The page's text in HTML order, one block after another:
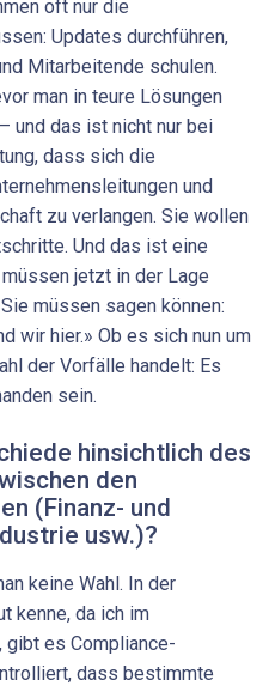
oft nur die
Updates durchführen,
Mitarbeitende schulen.
man in teure Lösungen
und das ist nicht nur bei
dass sich die
und
zu verlangen. Sie wollen
Und das ist eine
jetzt in der Lage
müssen sagen können:
wir hier.» Ob es sich nun um
der Vorfälle handelt: Es
sein.
hinsichtlich des
den
(Finanz- und
usw.)?
keine Wahl. In der
kenne, da ich im
gibt es Compliance-
dass bestimmte